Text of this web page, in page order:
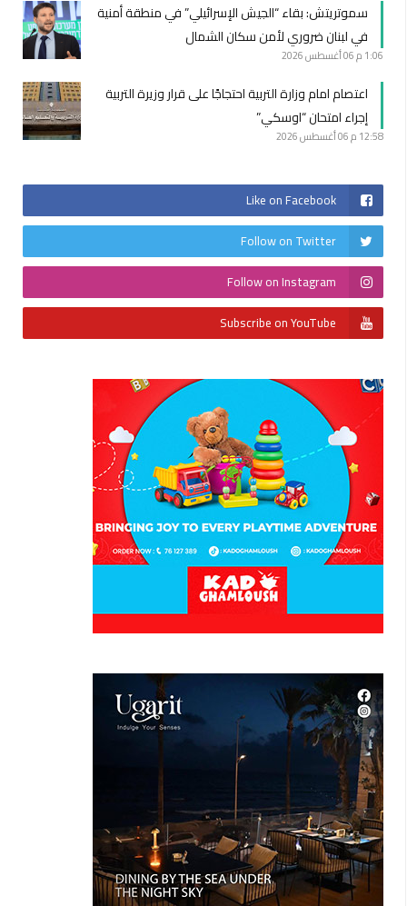
سموتريتش: بقاء “الجيش الإسرائيلي” في منطقة أمنية
في لبنان ضروري لأمن سكان الشمال
1:06 م 06 أغسطس 2026
اعتصام امام وزارة التربية احتجاجًا على قرار وزيرة التربية
إجراء امتحان “اوسكي”
12:58 م 06 أغسطس 2026
Like on Facebook
Follow on Twitter
Follow on Instagram
Subscribe on YouTube